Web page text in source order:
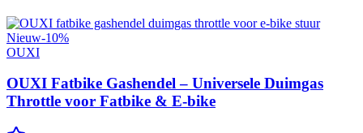
Nieuw-10%
OUXI
OUXI Fatbike Gashendel – Universele Duimgas
Throttle voor Fatbike & E-bike